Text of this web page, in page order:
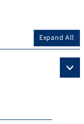
Expand All